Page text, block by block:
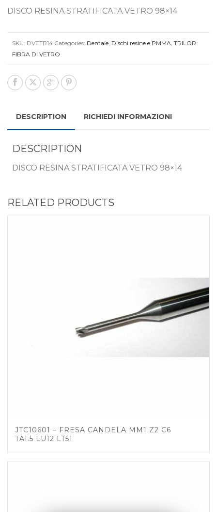
DISCO RESINA STRATIFICATA VETRO 98×14
SKU: DVETR14 Categories: Dentale, Dischi resine e PMMA, TRILOR
FIBRA DI VETRO
DESCRIPTION RICHIEDI INFORMAZIONI
DESCRIPTION
DISCO RESINA STRATIFICATA VETRO 98×14
RELATED PRODUCTS
JTC10601 – FRESA CANDELA MM1 Z2 C6
TA1.5 LU12 LT51